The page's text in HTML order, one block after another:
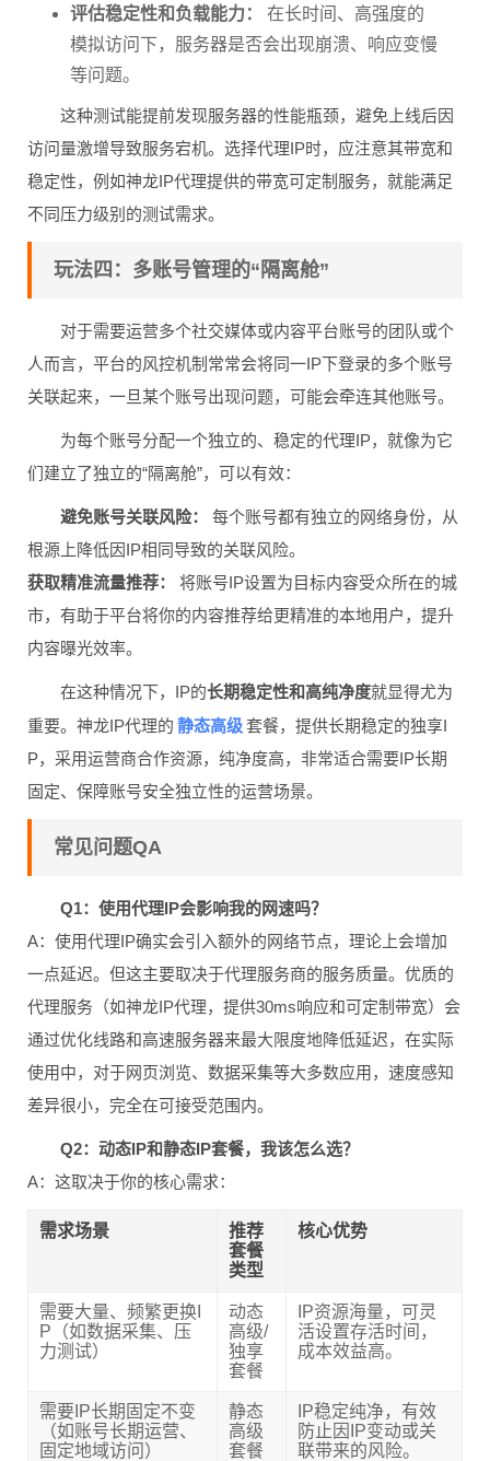
评估稳定性和负载能力：
在长时间、高强度的
模拟访问下，服务器是否会出现崩溃、响应变慢
等问题。
这种测试能提前发现服务器的性能瓶颈，避免上线后因
访问量激增导致服务宕机。选择代理IP时，应注意其带宽和
稳定性，例如神龙IP代理提供的带宽可定制服务，就能满足
不同压力级别的测试需求。
玩法四：多账号管理的“隔离舱”
对于需要运营多个社交媒体或内容平台账号的团队或个
人而言，平台的风控机制常常会将同一IP下登录的多个账号
关联起来，一旦某个账号出现问题，可能会牵连其他账号。
为每个账号分配一个独立的、稳定的代理IP，就像为它
们建立了独立的“隔离舱”，可以有效：
避免账号关联风险：
每个账号都有独立的网络身份，从
根源上降低因IP相同导致的关联风险。
获取精准流量推荐：
将账号IP设置为目标内容受众所在的城
市，有助于平台将你的内容推荐给更精准的本地用户，提升
内容曝光效率。
在这种情况下，IP的长期稳定性和高纯净度就显得尤为
重要。神龙IP代理的 静态高级 套餐，提供长期稳定的独享I
P，采用运营商合作资源，纯净度高，非常适合需要IP长期
固定、保障账号安全独立性的运营场景。
常见问题QA
Q1：使用代理IP会影响我的网速吗？
A：使用代理IP确实会引入额外的网络节点，理论上会增加
一点延迟。但这主要取决于代理服务商的服务质量。优质的
代理服务（如神龙IP代理，提供30ms响应和可定制带宽）会
通过优化线路和高速服务器来最大限度地降低延迟，在实际
使用中，对于网页浏览、数据采集等大多数应用，速度感知
差异很小，完全在可接受范围内。
Q2：动态IP和静态IP套餐，我该怎么选？
A：这取决于你的核心需求：
需求场景
推荐
套餐
类型
核心优势
需要大量、频繁更换I
P（如数据采集、压
力测试）
动态
高级/
独享
套餐
IP资源海量，可灵
活设置存活时间，
成本效益高。
需要IP长期固定不变
（如账号长期运营、
固定地域访问）
静态
高级
套餐
IP稳定纯净，有效
防止因IP变动或关
联带来的风险。